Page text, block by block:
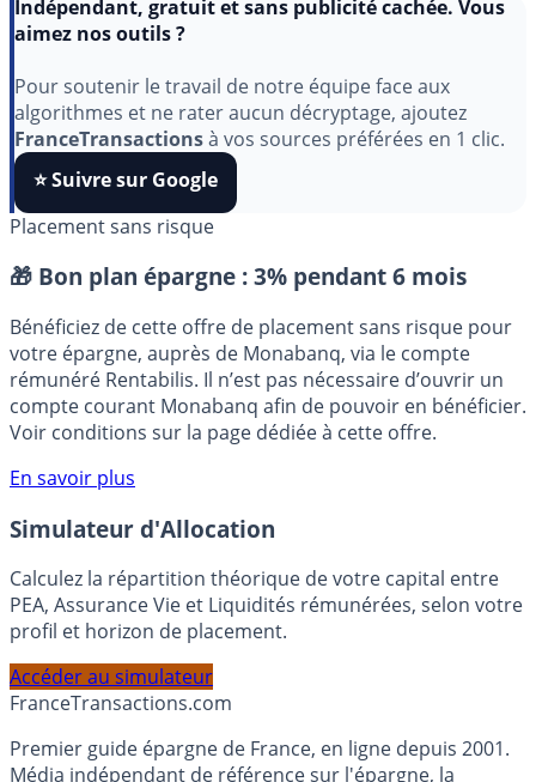
aimez nos outils ?
Pour soutenir le travail de notre équipe face aux
algorithmes et ne rater aucun décryptage, ajoutez
FranceTransactionsà vos sources préférées en 1 clic.
⭐️ Suivre sur Google
Placement sans risque
🎁 Bon plan épargne : 3% pendant 6 mois
Bénéficiez de cette offre de placement sans risque pour
votre épargne, auprès de Monabanq, via le compte
rémunéré Rentabilis. Il n’est pas nécessaire d’ouvrir un
Voir conditions sur la page dédiée à cette offre.
En savoir plus
Simulateur d'Allocation
Calculez la répartition théorique de votre capital entre
profil et horizon de placement.
FranceTransactions.com